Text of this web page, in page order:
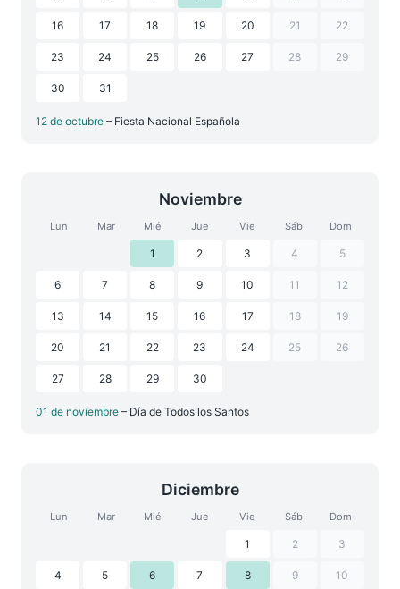
16 17 18 19 20 21 22
23 24 25 26 27 28 29
30 31
12 de octubre – Fiesta Nacional Española
Noviembre
Lun Mar Mié Jue Vie Sáb Dom
1 2 3 4 5
6 7 8 9 10 11 12
13 14 15 16 17 18 19
20 21 22 23 24 25 26
27 28 29 30
01 de noviembre – Día de Todos los Santos
Diciembre
Lun Mar Mié Jue Vie Sáb Dom
1 2 3
4 5 6 7 8 9 10